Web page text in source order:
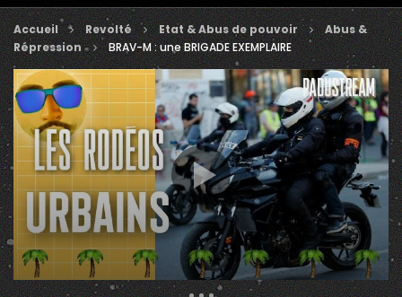
Accueil Revolté Etat & Abus de pouvoir
Abus &
Répression
BRAV-M : une BRIGADE EXEMPLAIRE
309 Views